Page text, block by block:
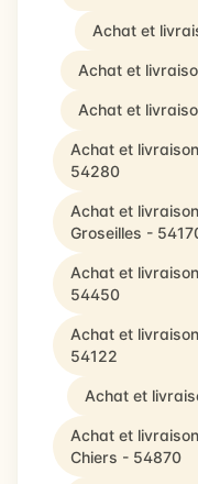
Achat et
Achat et
Achat et
Achat et
54280
Achat et
Groseilles -
Achat et
54450
Achat et
54122
Achat et
Achat et
Chiers - 54870